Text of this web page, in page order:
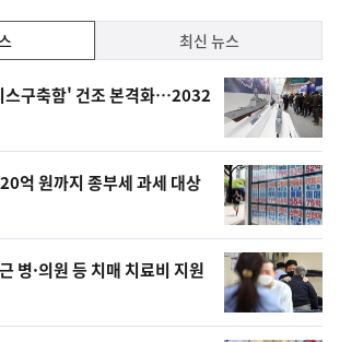
락
최신 뉴스
스구축함' 건조 본격화…2032
억 원까지 종부세 과세 대상
병·의원 등 치매 치료비 지원